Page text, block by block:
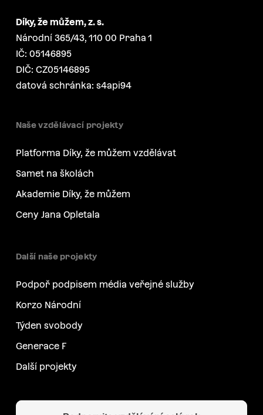
Díky, že můžem, z. s.
Národní 365/43, 110 00 Praha 1
IČ: 05146895
DIČ: CZ05146895
datová schránka: s4api94
Naše vzdělávací projekty
Platforma Díky, že můžem vzdělávat
Samet na školách
Akademie Díky, že můžem
Ceny Jana Opletala
Další naše projekty
Podpoř podpisem média veřejné služby
Korzo Národní
Týden svobody
Generace F
Další projekty